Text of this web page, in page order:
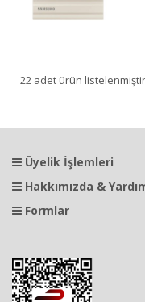
22 adet ürün
Üyelik İşlemleri
Hakkımızda &
Formlar